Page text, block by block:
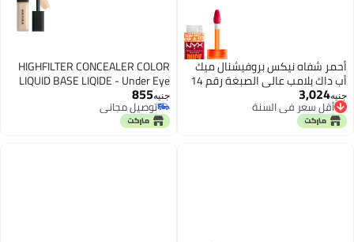
أحمر شفاه نيكس بروفيشنال ميك
أب داك بلامب عالي الصبغة رقم 14
جنيه3,024
أقل سعر في السنة
توصيل مجاني
أقل سعر في السنة
HIGHFILTER CONCEALER COLOR
LIQUID BASE LIQIDE - Under Eye
Color CONCEALER -High Coverage,
Concealer Blinkers, Natural
Finish,10 ml, Vegan Formula -
جنيه855
توصيل مجاني
توصيل مجاني